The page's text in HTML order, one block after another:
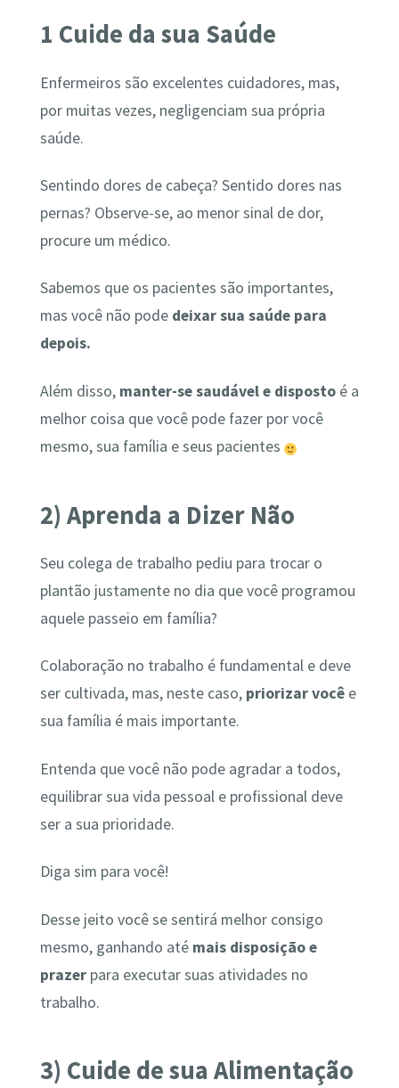
1 Cuide da sua Saúde
Enfermeiros são excelentes cuidadores, mas,
por muitas vezes, negligenciam sua própria
saúde.
Sentindo dores de cabeça? Sentido dores nas
pernas? Observe-se, ao menor sinal de dor,
procure um médico.
Sabemos que os pacientes são importantes,
mas você não pode deixar sua saúde para
depois.
Além disso, manter-se saudável e dispostoé a
melhor coisa que você pode fazer por você
mesmo, sua família e seus pacientes
2) Aprenda a Dizer Não
Seu colega de trabalho pediu para trocar o
plantão justamente no dia que você programou
aquele passeio em família?
Colaboração no trabalho é fundamental e deve
ser cultivada, mas, neste caso, priorizar vocêe
sua família é mais importante.
Entenda que você não pode agradar a todos,
equilibrar sua vida pessoal e profissional deve
ser a sua prioridade.
Diga sim para você!
Desse jeito você se sentirá melhor consigo
mesmo, ganhando até mais disposição e
prazerpara executar suas atividades no
trabalho.
3) Cuide de sua Alimentação